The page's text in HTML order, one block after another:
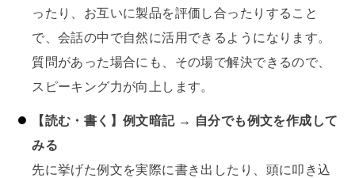
ったり、お互いに製品を評価し合ったりすること
で、会話の中で自然に活用できるようになります。
質問があった場合にも、その場で解決できるので、
スピーキング力が向上します。
【読む・書く】例文暗記 → 自分でも例文を作成して
みる
先に挙げた例文を実際に書き出したり、頭に叩き込